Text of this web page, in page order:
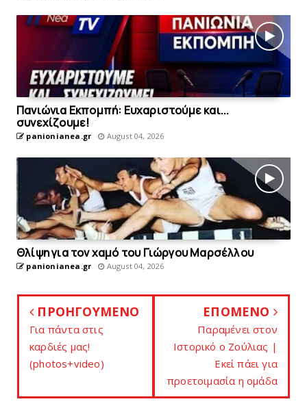
Πανιώνια Εκπομπή: Eυχαριστούμε και...
συνεχίζουμε!
panionianea.gr August 04, 2026
Θλίψη για τον χαμό του Γιώργου Mαρσέλλου
panionianea.gr August 04, 2026
ΠΡΟΗΓΟΥΜΕΝΟ
Για πάντα στις
καρδιές μας!
(photos+video)
ΕΠΟΜΕΝΟ
Παραμένει στον
Ιστορικό ο Zoύλιας |
Eκεί πάει για
προετοιμασία η ομάδα